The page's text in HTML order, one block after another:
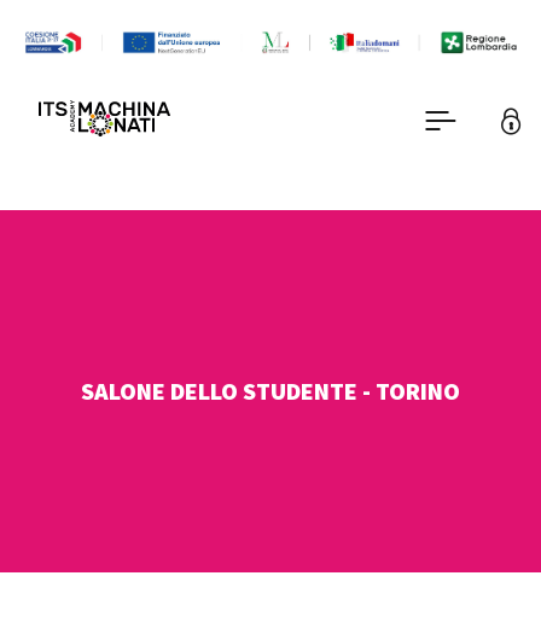
SALONE DELLO STUDENTE - TORINO